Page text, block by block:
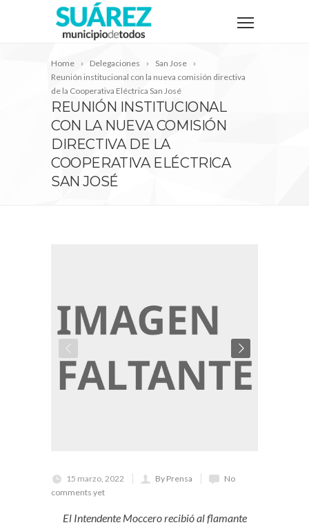
Home Delegaciones
San Jose
Reunión institucional con la nueva comisión directiva
de la Cooperativa Eléctrica San José
REUNIÓN INSTITUCIONAL
CON LA NUEVA COMISIÓN
DIRECTIVA DE LA
COOPERATIVA ELÉCTRICA
SAN JOSÉ
15 marzo, 2022 By Prensa
No
comments yet
El Intendente Moccero recibió al flamante